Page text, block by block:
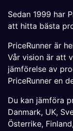
Sedan 1999 har
att hitta bästa
PriceRunner är
Vår vision är att
jämförelse av
PriceRunner en
Du kan jämföra
Danmark, UK,
Österrike, Finland